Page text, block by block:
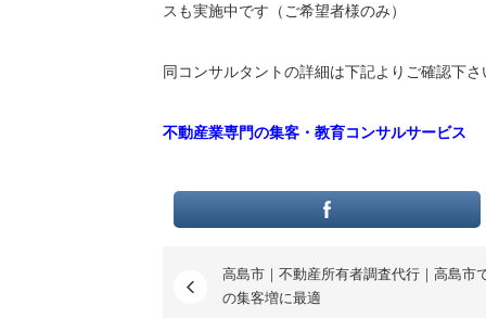
スも実施中です（ご希望者様のみ）
同コンサルタントの詳細は下記よりご確認下
不動産業専門の集客・教育コンサルサービス
高島市｜不動産所有者調査代行｜高島市
の集客増に最適